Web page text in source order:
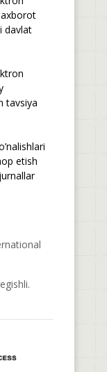
davlat
tavsiya
etish